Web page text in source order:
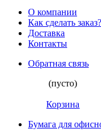
О компании
Как сделать заказ?
Доставка
Контакты
Обратная связь
(пусто)
Корзина
Бумага для